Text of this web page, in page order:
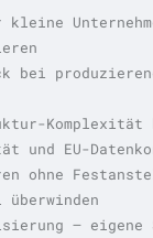
bei
Komplexität
und EU-
ohne
überwinden
—